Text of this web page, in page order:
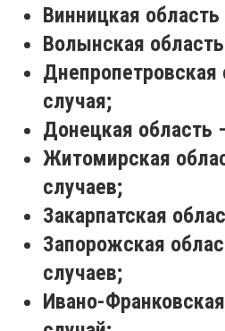
Винницкая
Волынская
Днепропетровская
случая;
Донецкая область
Житомирская
случаев;
Закарпатская
Запорожская
случаев;
Ивано-